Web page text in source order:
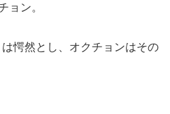
ョン。
愕然とし、オクチョンはその